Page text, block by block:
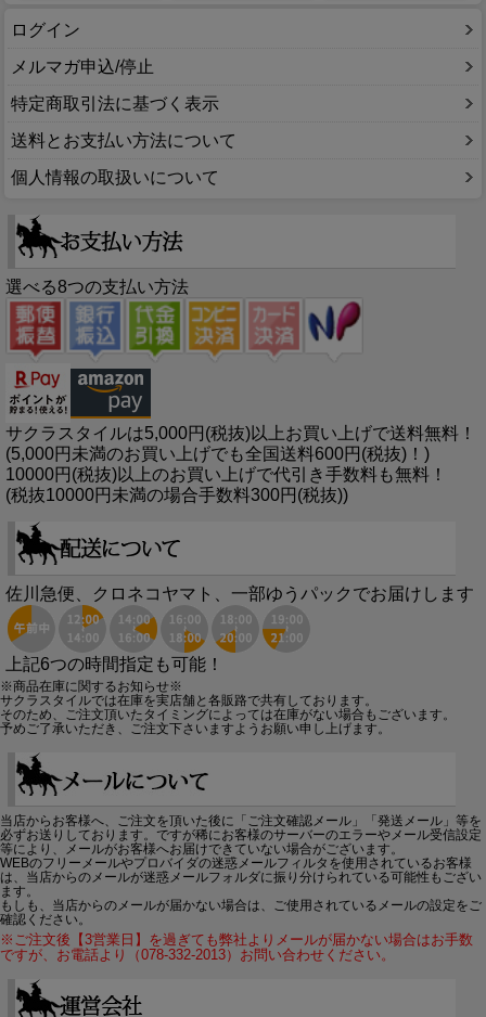
ログイン
メルマガ申込/停止
特定商取引法に基づく表示
送料とお支払い方法について
個人情報の取扱いについて
選べる8つの支払い方法
サクラスタイルは5,000円(税抜)以上お買い上げで送料無料！
(5,000円未満のお買い上げでも全国送料600円(税抜)！)
10000円(税抜)以上のお買い上げで代引き手数料も無料！
(税抜10000円未満の場合手数料300円(税抜))
佐川急便、クロネコヤマト、一部ゆうパックでお届けします
上記6つの時間指定も可能！
※商品在庫に関するお知らせ※
サクラスタイルでは在庫を実店舗と各販路で共有しております。
そのため、ご注文頂いたタイミングによっては在庫がない場合もございます。
予めご了承いただき、ご注文下さいますようお願い申し上げます。
当店からお客様へ、ご注文を頂いた後に「ご注文確認メール」「発送メール」等を
必ずお送りしております。ですが稀にお客様のサーバーのエラーやメール受信設定
等により、メールがお客様へお届けできていない場合がございます。
WEBのフリーメールやプロバイダの迷惑メールフィルタを使用されているお客様
は、当店からのメールが迷惑メールフォルダに振り分けられている可能性もござい
ます。
もしも、当店からのメールが届かない場合は、ご使用されているメールの設定をご
確認ください。
※ご注文後【3営業日】を過ぎても弊社よりメールが届かない場合はお手数
ですが、お電話より（078-332-2013）お問い合わせください。